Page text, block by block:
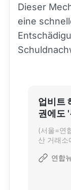
Dieser
eine
업비트
권에도
(서울=연
산 거래소
상 책...
연합